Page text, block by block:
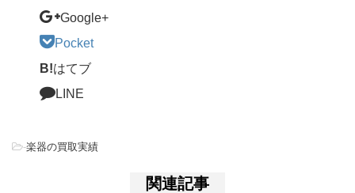
Google+
Pocket
B!はてブ
LINE
-楽器の買取実績
関連記事